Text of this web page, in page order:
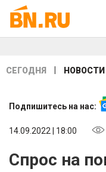
СЕГОДНЯ НОВОСТИ
Подпишитесь на нас:
14.09.2022 | 18:00
Спрос на